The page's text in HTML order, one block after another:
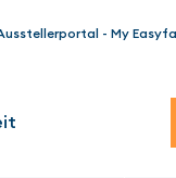
- My